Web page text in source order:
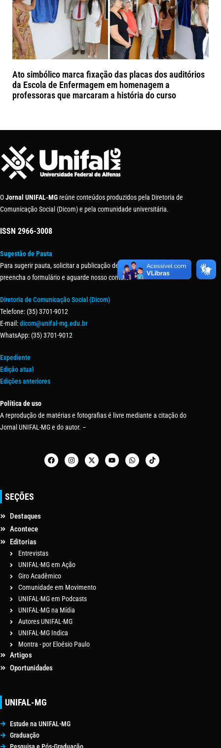
Ato simbólico marca fixação das placas dos auditórios
da Escola de Enfermagem em homenagem a
professoras que marcaram a história do curso
OJornal UNIFAL-MG reúne conteúdos produzidos pela Diretoria de
Comunicação Social (Dicom) e pela comunidade universitária.
ISSN 2966-3008
Sugestão de Pauta
Para sugerir pauta, solicitar a publicação de uma matéria ou evento,
preencha o formulário e aguarde nosso contato.
Diretoria de Comunicação Social (Dicom)
Telefone: (35) 3701-9012
E-mail:dicom@unifal-mg.edu.br
WhatsApp: (35) 3701-9012
Expediente
Edição atual
Edições anteriores
Política de uso
A reprodução de matérias e fotografias é livre mediante a citação do
Jornal UNIFAL-MG e do autor. –
SEÇÕES
Destaques
Acontece
Editorias
Entrevistas
UNIFAL-MG em Ação
Giro Acadêmico
Comunidade em Movimento
UNIFAL-MG em Podcasts
UNIFAL-MG na Mídia
Autores UNIFAL-MG
UNIFAL-MG Indica
Montra - por Eloésio Paulo
Artigos
Oportunidades
UNIFAL-MG
Estude na UNIFAL-MG
Graduação